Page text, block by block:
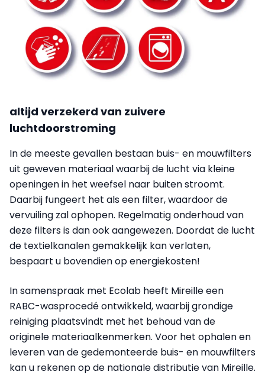
altijd verzekerd van zuivere
luchtdoorstroming
In de meeste gevallen bestaan buis- en mouwfilters
uit geweven materiaal waarbij de lucht via kleine
openingen in het weefsel naar buiten stroomt.
Daarbij fungeert het als een filter, waardoor de
vervuiling zal ophopen. Regelmatig onderhoud van
deze filters is dan ook aangewezen. Doordat de lucht
de textielkanalen gemakkelijk kan verlaten,
bespaart u bovendien op energiekosten!
In samenspraak met Ecolab heeft Mireille een
RABC-wasprocedé ontwikkeld, waarbij grondige
reiniging plaatsvindt met het behoud van de
originele materiaalkenmerken. Voor het ophalen en
leveren van de gedemonteerde buis- en mouwfilters
kan u rekenen op de nationale distributie van Mireille.